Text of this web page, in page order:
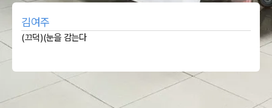
김여주
(끄덕)(눈을 감는다